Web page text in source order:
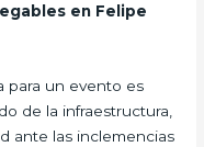
en Felipe
para un evento es
de la infraestructura,
ante las inclemencias